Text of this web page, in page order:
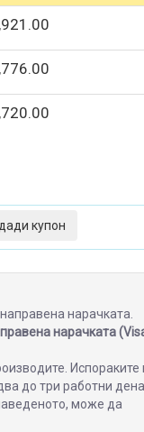
купон
нарачката.
нарачката
Испораките
до три работни
може да